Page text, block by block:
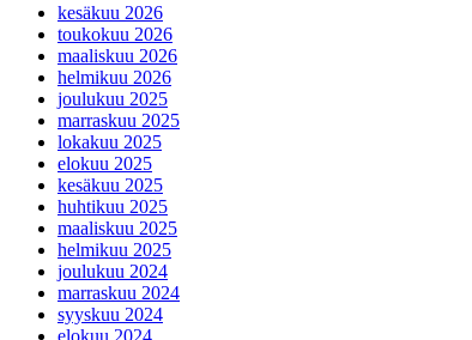
kesäkuu 2026
toukokuu 2026
maaliskuu 2026
helmikuu 2026
joulukuu 2025
marraskuu 2025
lokakuu 2025
elokuu 2025
kesäkuu 2025
huhtikuu 2025
maaliskuu 2025
helmikuu 2025
joulukuu 2024
marraskuu 2024
syyskuu 2024
elokuu 2024